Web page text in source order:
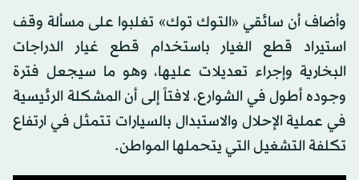
وأضاف أن سائقي «التوك توك» تغلبوا على مسألة وقف
استيراد قطع الغيار باستخدام قطع غيار الدراجات
البخارية وإجراء تعديلات عليها، وهو ما سيجعل فترة
وجوده أطول في الشوارع، لافتاً إلى أن المشكلة الرئيسية
في عملية الإحلال والاستبدال بالسيارات تتمثل في ارتفاع
تكلفة التشغيل التي يتحملها المواطن.